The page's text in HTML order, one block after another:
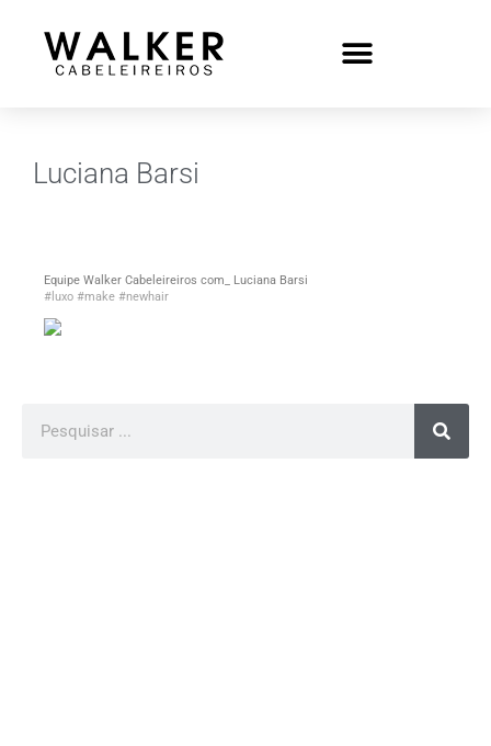
Luciana Barsi
Equipe Walker Cabeleireiros com_ Luciana Barsi
#luxo #make #newhair